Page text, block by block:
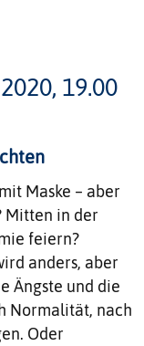
19.00
Maske – aber
Mitten in der
feiern?
anders, aber
Ängste und die
Normalität, nach
Oder